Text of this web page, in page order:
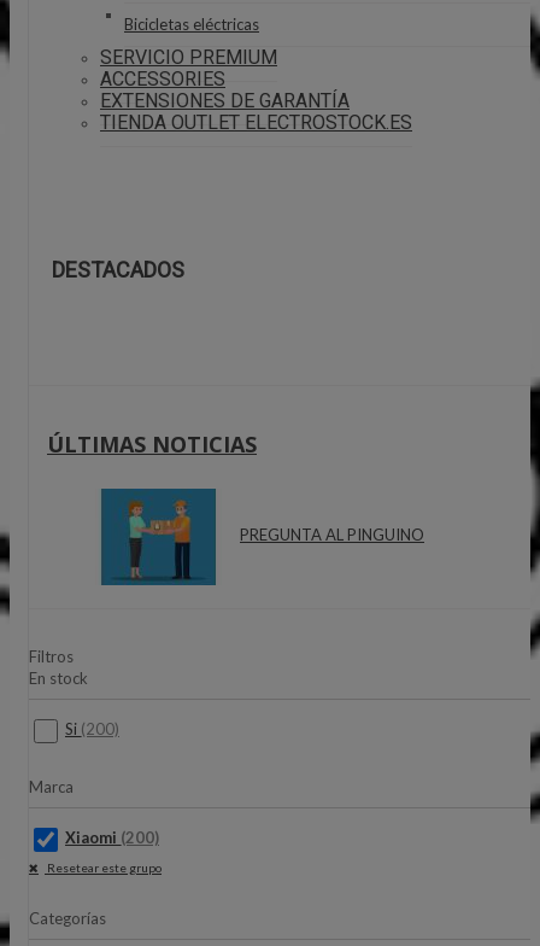
Bicicletas eléctricas
SERVICIO PREMIUM
ACCESSORIES
EXTENSIONES DE GARANTÍA
TIENDA OUTLET ELECTROSTOCK.ES
DESTACADOS
ÚLTIMAS NOTICIAS
PREGUNTA AL PINGUINO
Filtros
En stock
Si (200)
Marca
Xiaomi (200)
Resetear este grupo
Categorías